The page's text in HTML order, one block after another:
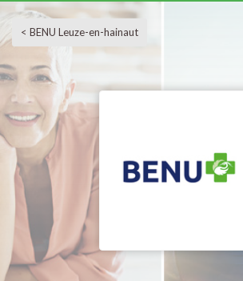
< BENU Leuze-en-hainaut